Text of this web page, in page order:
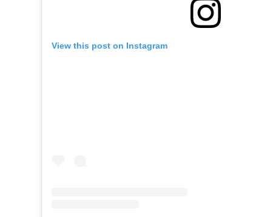
View this post on Instagram